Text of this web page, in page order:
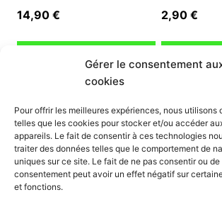
Gérer le consentement
cookies
Pour offrir les meilleures expériences, nous utilisons
telles que les cookies pour stocker et/ou accéder
appareils. Le fait de consentir à ces technologies
traiter des données telles que le comportement de
uniques sur ce site. Le fait de ne pas consentir ou de
consentement peut avoir un effet négatif sur
et fonctions.
14,90 € 2,90 €
INFORMATION
Mon compte
Nous contacter
Mode paiement
Nos services